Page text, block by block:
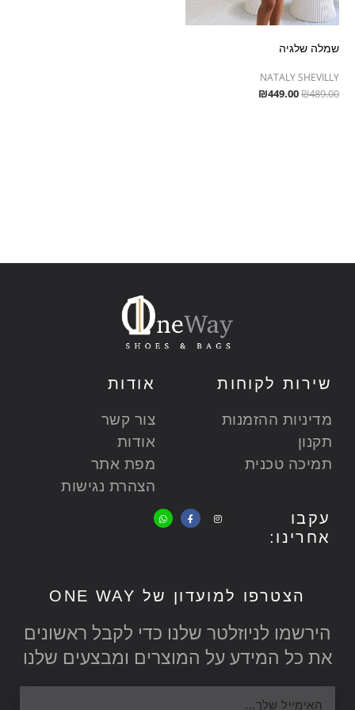
שמלה שלגיה
NATALY SHEVILLY
₪489.00
₪449.00
שירות לקוחות
מדיניות ההזמנות
תקנון
תמיכה טכנית
אודות
צור קשר
אודות
מפת אתר
הצהרת נגישות
עקבו
אחרינו:
I
n
F
a
c
f
W
h
a
הצטרפו למועדון של ONE WAY
הירשמו לניוזלטר שלנו כדי לקבל ראשונים
את כל המידע על המוצרים ומבצעים שלנו